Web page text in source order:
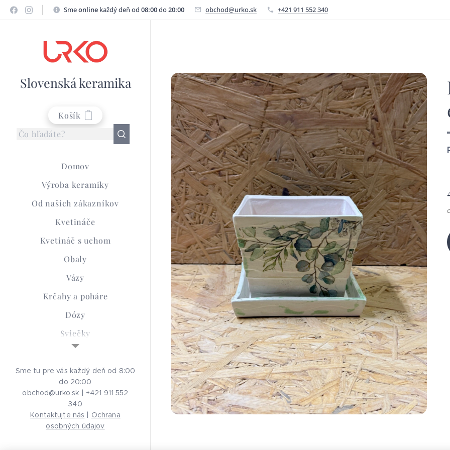
Smeonline každý deň od 08:00do20:00 obchod@urko.sk +421 911 552 340
Slovenská keramika
Košík
Domov
Výroba keramiky
Od našich zákazníkov
Kvetináče
Kvetináč s uchom
Obaly
Vázy
Krčahy a poháre
Dózy
Sviečky
Smútočná keramika
Advent
Aróma Lampy
Ochrana osobných
Sme tu pre vás každý deň od 8:00
do 20:00
obchod@urko.sk | +421 911 552
340
Kontaktujte nás | Ochrana
osobných údajov